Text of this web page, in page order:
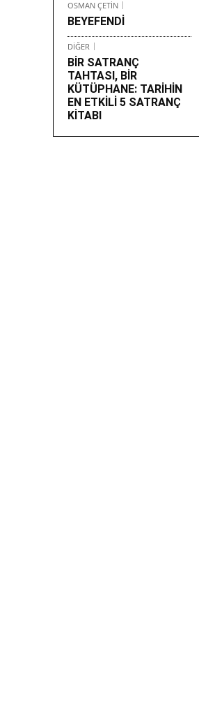
OSMAN ÇETİN
BEYEFENDİ
DİĞER
BİR SATRANÇ
TAHTASI, BİR
KÜTÜPHANE: TARİHİN
EN ETKİLİ 5 SATRANÇ
KİTABI